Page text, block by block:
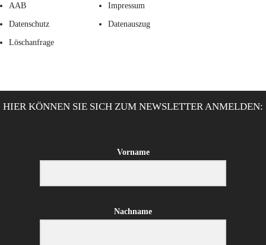
AAB Impressum
Datenschutz Datenauszug
Löschanfrage
HIER KÖNNEN SIE SICH ZUM NEWSLETTER ANMELDEN:
Vorname
Nachname